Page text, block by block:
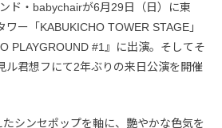
ド・babychairが6月29日（日）に東
ー「KABUKICHO TOWER STAGE」
PLAYGROUND #1』に出演。そしてそ
ル君想フにて2年ぶりの来日公演を開催
シンセポップを軸に、艷やかな色気を